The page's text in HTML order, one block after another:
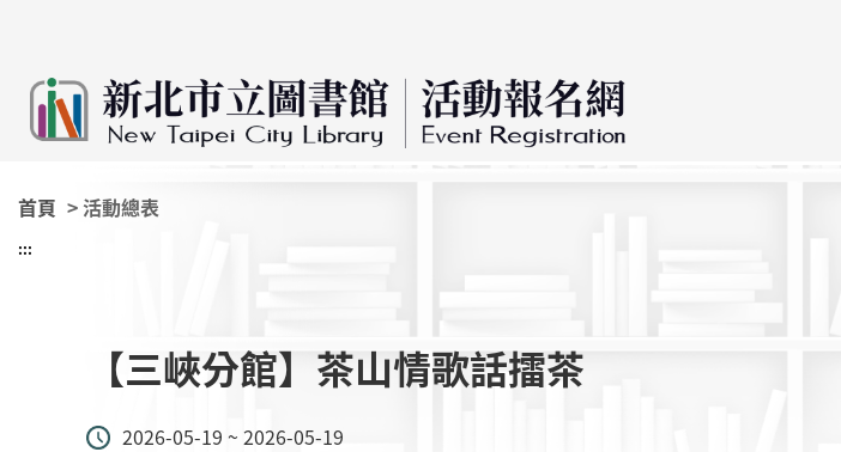
首頁 > 活動總表
:::
【三峽分館】茶山情歌話擂茶
2026-05-19 ~ 2026-05-19